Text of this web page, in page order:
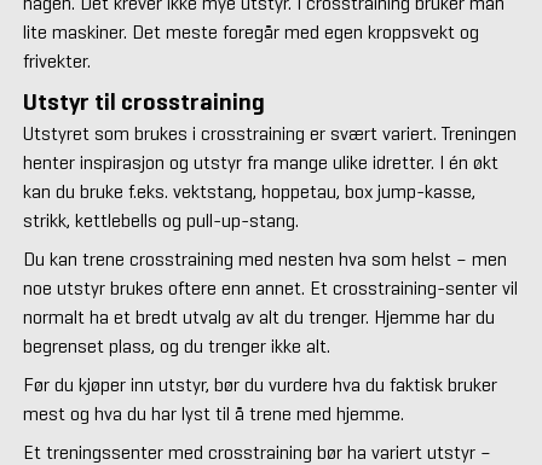
lite maskiner. Det meste foregår med egen kroppsvekt og
frivekter.
Utstyr til crosstraining
Utstyret som brukes i crosstraining er svært variert. Treningen
henter inspirasjon og utstyr fra mange ulike idretter. I én økt
kan du bruke f.eks. vektstang, hoppetau, box jump-kasse,
strikk, kettlebells og pull-up-stang.
Du kan trene crosstraining med nesten hva som helst – men
noe utstyr brukes oftere enn annet. Et crosstraining-senter vil
normalt ha et bredt utvalg av alt du trenger. Hjemme har du
begrenset plass, og du trenger ikke alt.
Før du kjøper inn utstyr, bør du vurdere hva du faktisk bruker
mest og hva du har lyst til å trene med hjemme.
Et treningssenter med crosstraining bør ha variert utstyr –